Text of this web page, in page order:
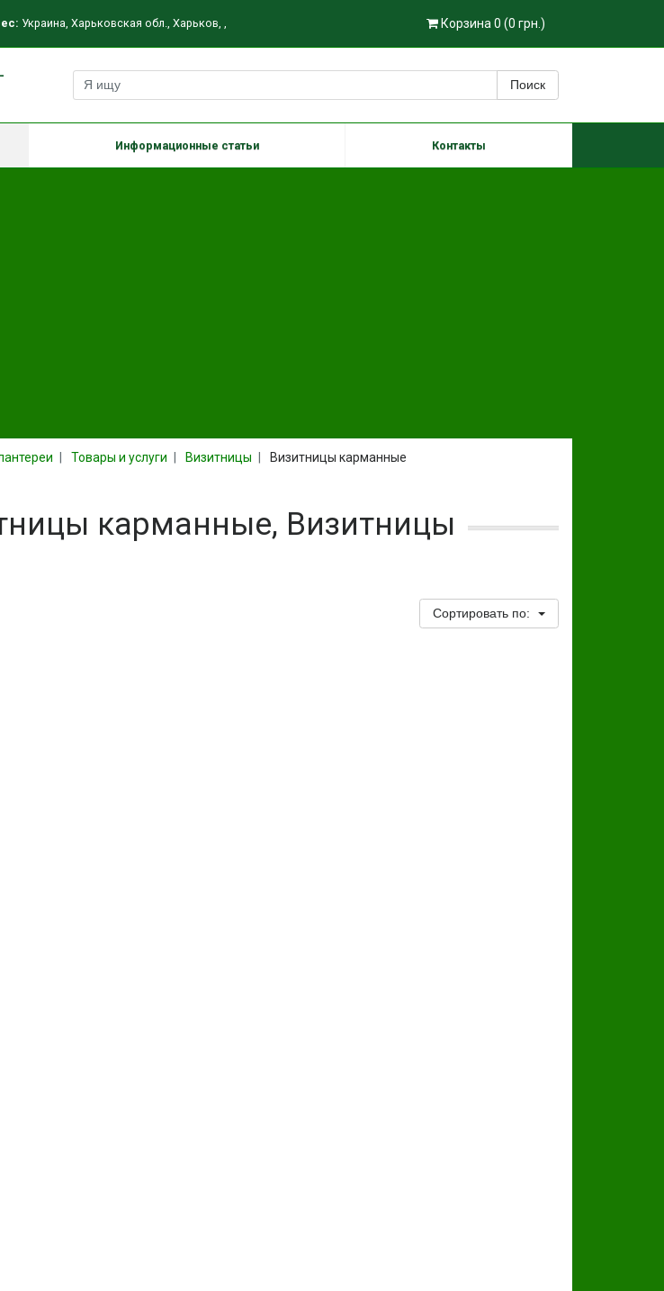
Украина, Харьковская обл., Харьков, , Корзина 0 (0 грн.)
Поиск
Информационные статьи Контакты
Товары и услуги Визитницы Визитницы карманные
карманные, Визитницы
Сортировать по: